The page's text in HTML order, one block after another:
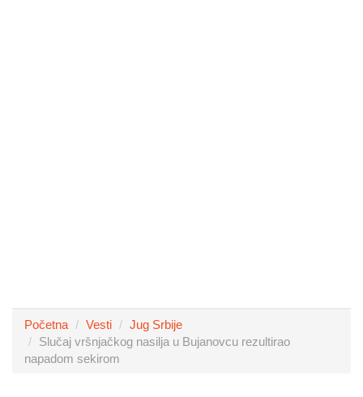
Početna Vesti
Jug Srbije
Slučaj vršnjačkog nasilja u Bujanovcu rezultirao
napadom sekirom